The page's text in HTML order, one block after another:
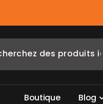
Boutique Blog